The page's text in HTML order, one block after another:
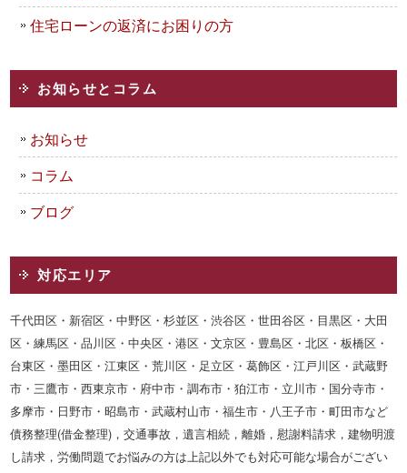
住宅ローンの返済にお困りの方
お知らせとコラム
お知らせ
コラム
ブログ
対応エリア
千代田区・新宿区・中野区・杉並区・渋谷区・世田谷区・目黒区・大田
区・練馬区・品川区・中央区・港区・文京区・豊島区・北区・板橋区・
台東区・墨田区・江東区・荒川区・足立区・葛飾区・江戸川区・武蔵野
市・三鷹市・西東京市・府中市・調布市・狛江市・立川市・国分寺市・
多摩市・日野市・昭島市・武蔵村山市・福生市・八王子市・町田市など
債務整理(借金整理)，交通事故，遺言相続，離婚，慰謝料請求，建物明渡
し請求，労働問題でお悩みの方は上記以外でも対応可能な場合がござい